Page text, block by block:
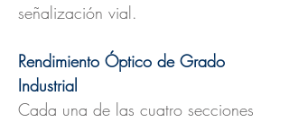
señalización vial.
Rendimiento Óptico de Grado
Industrial
Cada una de las cuatro secciones